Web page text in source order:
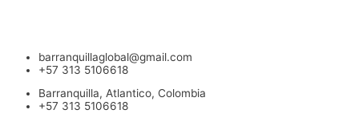
barranquillaglobal@gmail.com
+57 313 5106618
Barranquilla, Atlantico, Colombia
+57 313 5106618